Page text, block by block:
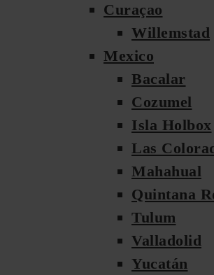
Curaçao
Willemstad
Mexico
Bacalar
Cozumel
Isla Holbox
Las
Mahahual
Quintana
Tulum
Valladolid
Yucatán